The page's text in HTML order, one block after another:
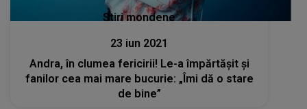
Stiri mondene
23 iun 2021
Andra, în clumea fericirii! Le-a împărtășit și
fanilor cea mai mare bucurie: „Îmi dă o stare
de bine”